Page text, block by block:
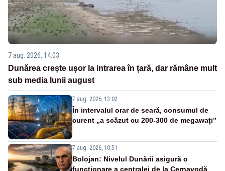
7 aug. 2026, 14:03
Dunărea crește ușor la intrarea în țară, dar rămâne mult
sub media lunii august
7 aug. 2026, 13:02
În intervalul orar de seară, consumul de
curent „a scăzut cu 200-300 de megawați”
7 aug. 2026, 10:51
Bolojan: Nivelul Dunării asigură o
funcționare a centralei de la Cernavodă